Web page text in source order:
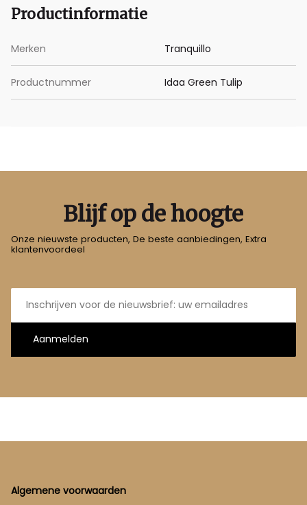
Productinformatie
Merken Tranquillo
Productnummer Idaa Green Tulip
Blijf op de hoogte
Onze nieuwste producten, De beste aanbiedingen, Extra
klantenvoordeel
E-
mailadres
Aanmelden
Footer
Algemene voorwaarden